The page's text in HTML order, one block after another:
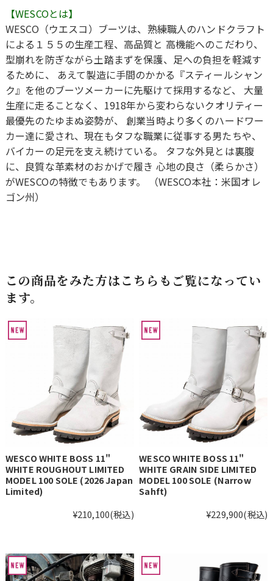
【WESCOとは】
WESCO（ウエスコ）ブーツは、熟練職人のハンドクラフト
による１５５の生産工程、高品質と 高機能へのこだわり、
型崩れを防ぎながら土踏まずを保護、足への負担を軽減す
るために、 あえて製造に手間のかかる『スティールシャン
ク』を他のブーツメーカーに先駆けて採用するなど、 大量
生産に走ることなく、1918年から変わらないクオリティー
最優先のたゆまぬ姿勢が、 創業当時より多くのハードワー
カー達に愛され、現在もタフな職業に従事する男たちや、
バイカーの足元を支え続けている。 タフな外見とは裏腹
に、良質な革素材のおかげで履き 心地の良さ（柔らかさ）
がWESCOの特徴でもあります。 （WESCO本社：米国オレ
ゴン州）
この商品をみた方はこちらもご覧になってい
ます。
WESCO WHITE BOSS 11"
WHITE ROUGHOUT LIMITED
MODEL 100 SOLE (2026 Japan
Limited)
¥210,100(税込)
WESCO WHITE BOSS 11"
WHITE GRAIN SIDE LIMITED
MODEL 100 SOLE (Narrow
Sahft)
¥229,900(税込)